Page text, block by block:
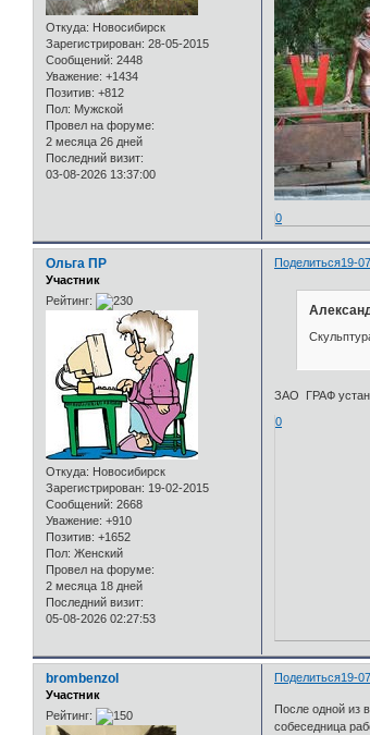
Откуда: Новосибирск
Зарегистрирован: 28-05-2015
Сообщений: 2448
Уважение: +1434
Позитив: +812
Пол: Мужской
Провел на форуме:
2 месяца 26 дней
Последний визит:
03-08-2026 13:37:00
0
Поделиться19-
Ольга ПР
Участник
Рейтинг:
Откуда: Новосибирск
Зарегистрирован: 19-02-2015
Сообщений: 2668
Уважение: +910
Позитив: +1652
Пол: Женский
Провел на форуме:
2 месяца 18 дней
Последний визит:
05-08-2026 02:27:53
ЗАО ГРАФ
0
Поделиться19-
brombenzol
Участник
Рейтинг:
После одной из
собеседница